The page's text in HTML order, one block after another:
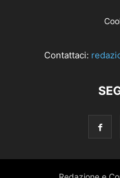
Contattaci: